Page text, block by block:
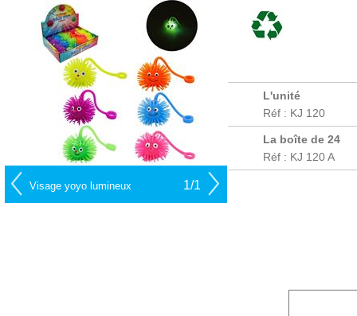
Visage yoyo lumineux 1/1
L'unité
Réf : KJ 120
La boîte de 24
Réf : KJ 120 A